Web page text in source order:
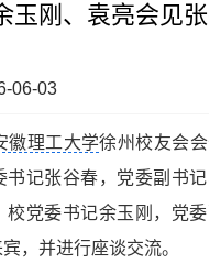
玉刚、袁亮会见
06-03
徽理工大学徐州校友会
记张谷春，党委副书记
校党委书记余玉刚，党
，并进行座谈交流。